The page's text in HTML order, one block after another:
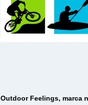
Outdoor Feelings, marca